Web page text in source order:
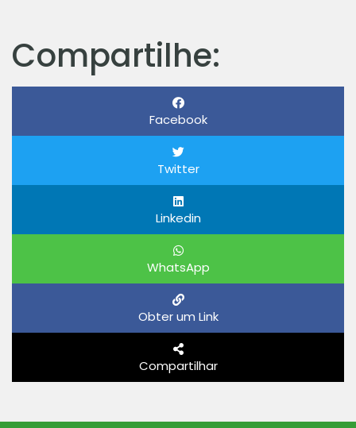
Compartilhe:
Facebook
Twitter
Linkedin
WhatsApp
Obter um Link
Compartilhar